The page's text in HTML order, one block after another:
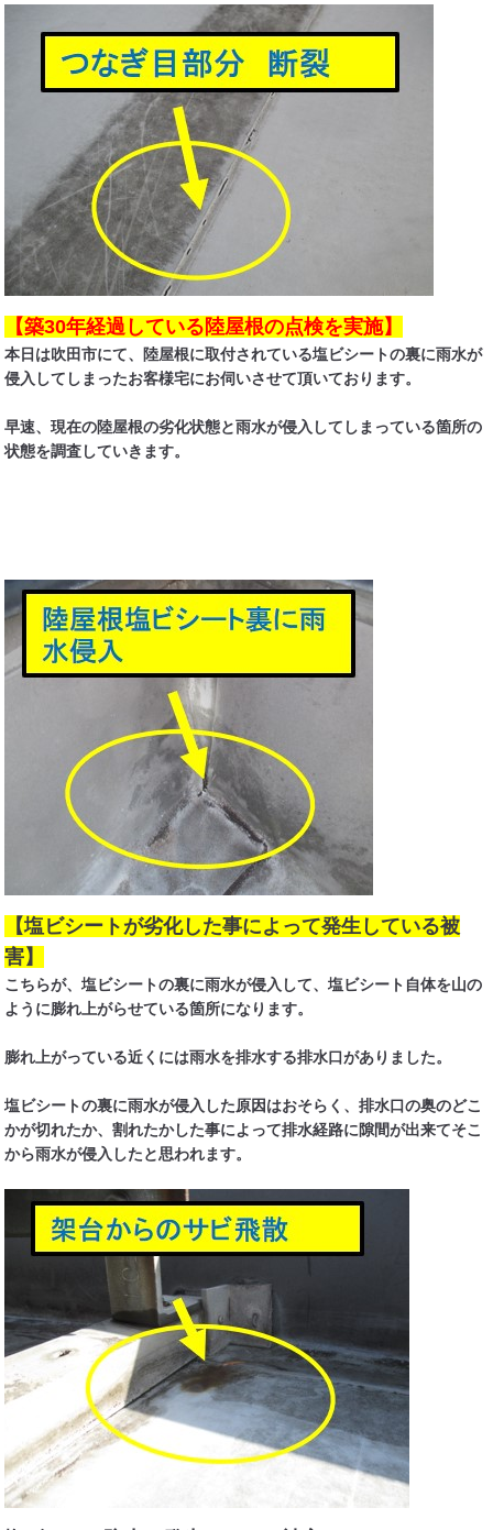
【築30年経過している陸屋根の点検を実施】
本日は吹田市にて、陸屋根に取付されている塩ビシートの裏に雨水が
侵入してしまったお客様宅にお伺いさせて頂いております。
早速、現在の陸屋根の劣化状態と雨水が侵入してしまっている箇所の
状態を調査していきます。
【塩ビシートが劣化した事によって発生している被
害】
こちらが、塩ビシートの裏に雨水が侵入して、塩ビシート自体を山の
ように膨れ上がらせている箇所になります。
膨れ上がっている近くには雨水を排水する排水口がありました。
塩ビシートの裏に雨水が侵入した原因はおそらく、排水口の奥のどこ
かが切れたか、割れたかした事によって排水経路に隙間が出来てそこ
から雨水が侵入したと思われます。